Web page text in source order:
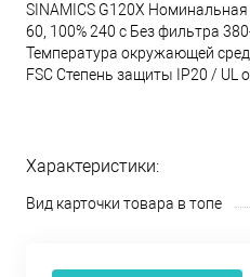
SINAMICS G120X
60, 100% 240 с Без фильтра
Температура окружающей
FSC Степень защиты IP20 / UL
Характеристики:
Вид карточки товара в топе